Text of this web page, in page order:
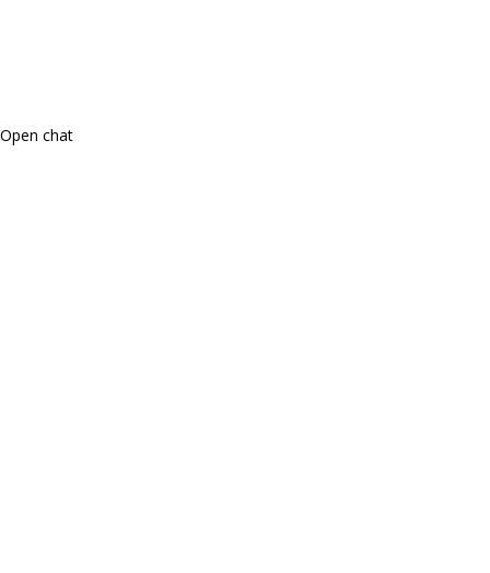
Open chat